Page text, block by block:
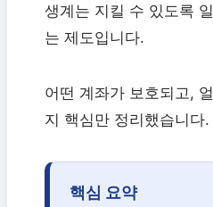
생계는 지킬 수 있도록
는 제도입니다.
어떤 계좌가 보호되고,
지 핵심만 정리했습니다.
핵심 요약